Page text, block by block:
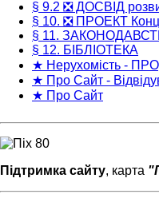
§ 9.2 ❎ ДОСВІД
§ 10. ❎ ПРОЕКТ
§ 11.
§ 12. БІБЛІОТЕКА
★ Нерухомість -
★ Про Сайт -
★ Про Сайт
Підтримка сайту, карта